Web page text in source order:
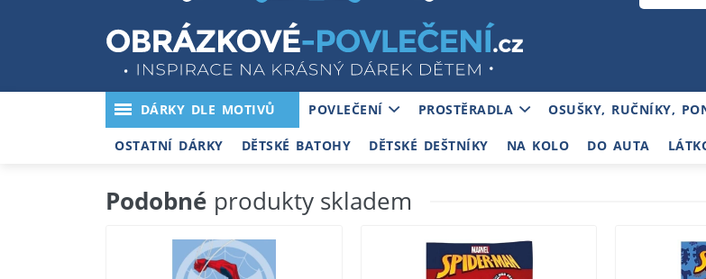
DÁRKY DLE MOTIVŮ POVLEČENÍ PROSTĚRADLA OSUŠKY, RUČNÍKY,
OSTATNÍ DÁRKY DĚTSKÉ BATOHY DĚTSKÉ DEŠTNÍKY NA KOLO DO AUTA
Podobné produkty skladem